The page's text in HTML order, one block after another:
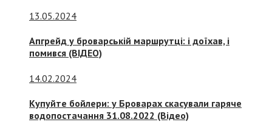
13.05.2024
Апгрейд у броварській маршрутці: і доїхав, і
помився (ВІДЕО)
14.02.2024
Купуйте бойлери: у Броварах скасували гаряче
водопостачання 31.08.2022 (Відео)